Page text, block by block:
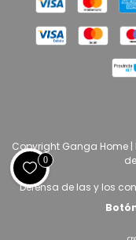
Copyright Ganga Home
Defensa de las y los
0